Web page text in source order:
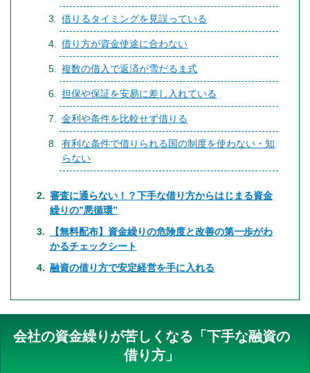
借りるタイミングを見誤っている
借り方が資金使途に合わない
複数の借入で返済が雪だるま式
担保や保証を安易に差し入れている
金利や条件を比較せず借りる
有利な条件で借りられる国の制度を使わない・知
らない
審査に通らない！？下手な借り方からはじまる資金
繰りの”悪循環”
【無料配布】資金繰りの危険度と改善の第一歩がわ
かるチェックシート
融資の借り方で安定経営を手に入れる
会社の資金繰りが苦しくなる「下手な融資の
借り方」